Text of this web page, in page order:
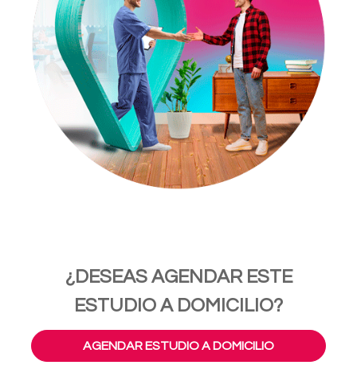
¿DESEAS AGENDAR ESTE
ESTUDIO A DOMICILIO?
AGENDAR ESTUDIO A DOMICILIO